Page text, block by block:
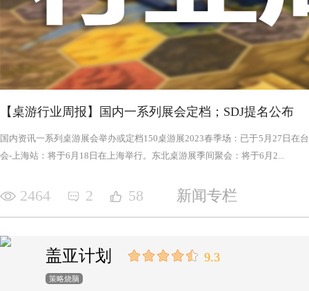
【桌游行业周报】国内一系列展会定档；SDJ提名公布
国内资讯一系列桌游展会举办或定档150桌游展2023春季场：已于5月27日在
会-上海站：将于6月18日在上海举行。东北桌游展季间聚会：将于6月2...
2464 2 58 新闻专栏
盖亚计划 9.3
策略烧脑